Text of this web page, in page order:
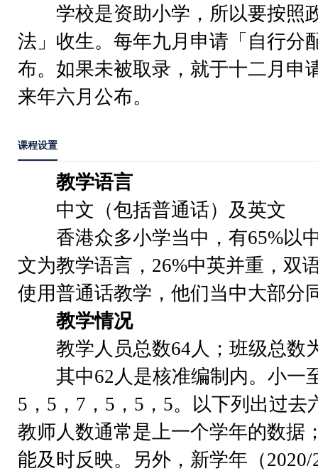
学校是资助小学，所以要按照
法」收生。每年九月申请「自行分
布。如果未被取录，就于十二月申
来年六月公布。
课程设置
教学语言
中文（包括普通话）及英文
香港众多小学当中，有65%以
文为教学语言，26%中英并重，双
使用普通话教学，他们当中大部分
教学情况
教学人员总数64人；班级总数
其中62人是核准编制内。小一
5，5，7，5，5，5。以下列出过
教师人数通常是上一个学年的数据
能及时反映。另外，新学年（